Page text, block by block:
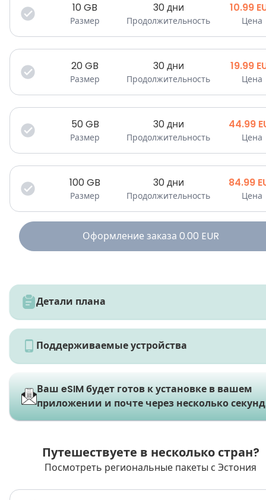
10GB
Размер
30 дни
Продолжительность
10.99
Цена
20GB
Размер
30 дни
Продолжительность
19.99
Цена
50GB
Размер
30 дни
Продолжительность
44.99
Цена
100GB
Размер
30 дни
Продолжительность
84.99
Цена
Оформление заказа 0.00 EUR
Детали плана
Поддерживаемые устройства
Ваш eSIM будет готов к установке в вашем
приложении и почте через несколько
Путешествуете в несколько стран?
Посмотреть региональные пакеты с Эстония